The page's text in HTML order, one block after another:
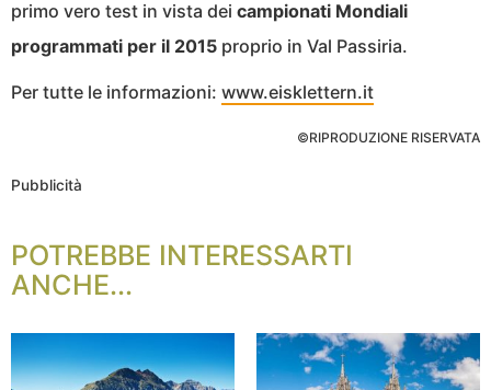
primo vero test in vista dei campionati Mondiali
programmati per il 2015 proprio in Val Passiria.
Per tutte le informazioni: www.eisklettern.it
©RIPRODUZIONE RISERVATA
Pubblicità
POTREBBE INTERESSARTI
ANCHE...